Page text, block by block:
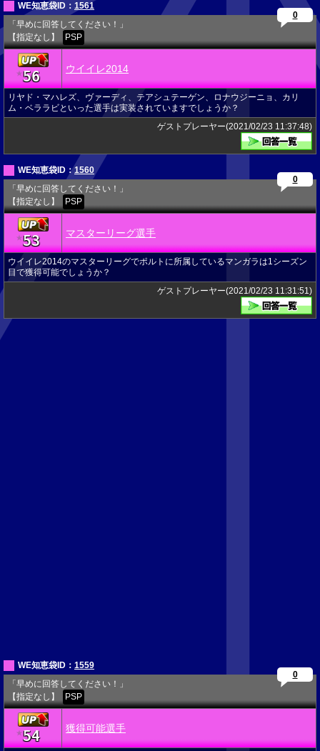
WE知恵袋ID： 1561
「早めに回答してください！」
【指定なし】
PSP
0
★56 ウイイレ2014
リヤド・マハレズ、ヴァーディ、テアシュテーゲン、ロナウジーニョ、カリ
ム・ベララビといった選手は実装されていますでしょうか？
ゲストプレーヤー(2021/02/23 11:37:48)
WE知恵袋ID：1560
「早めに回答してください！」
【指定なし】
PSP
0
★53 マスターリーグ選手
ウイイレ2014のマスターリーグでポルトに所属しているマンガラは1シーズン
目で獲得可能でしょうか？
ゲストプレーヤー(2021/02/23 11:31:51)
WE知恵袋ID： 1559
「早めに回答してください！」
【指定なし】
PSP
0
★54 獲得可能選手